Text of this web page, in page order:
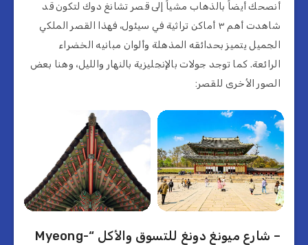
أنصحك أيضاً بالذهاب مشياً إلى قصر تشانغ دوك لتكون قد
شاهدت أهم ٣ أماكن تراثية في سيئول، فهذا القصر الملكي
الجميل يتميز بحدائقه المذهلة وألوان مبانيه الخضراء
الرائعة. كما توجد جولات بالإنجليزية بالنهار والليل، وهنا بعض
الصور الأخرى للقصر:
– شارع ميونغ دونغ للتسوق والأكل “Myeong-